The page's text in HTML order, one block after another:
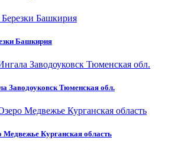
Башкирия
Заводоуковск Тюменская обл.
Медвежье Курганская область